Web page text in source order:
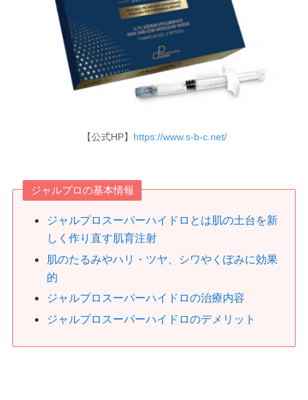
【公式HP】 https://www.s-b-c.net/
ジャルプロの基本情報
ジャルプロスーパーハイドロとは肌の土台を新
しく作り直す肌育注射
肌のたるみやハリ・ツヤ、シワやくぼみに効果
的
ジャルプロスーパーハイドロの治療内容
ジャルプロスーパーハイドロのデメリット